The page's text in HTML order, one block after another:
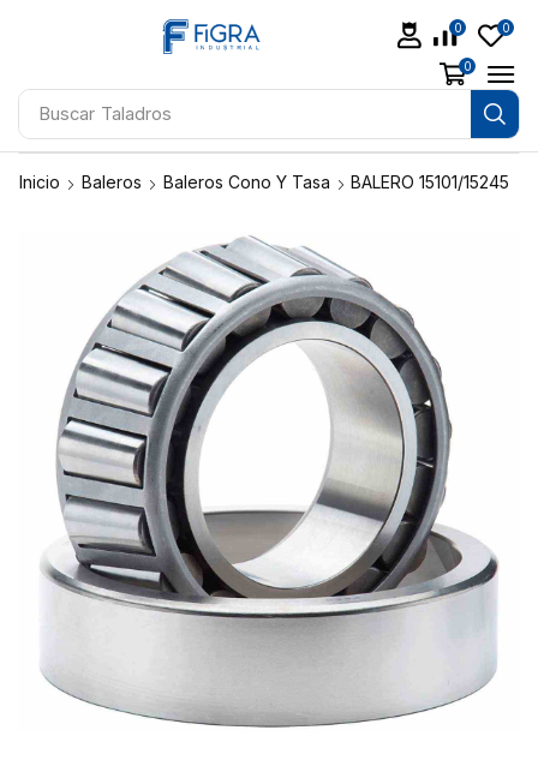
Buscar Taladros
0 0
0
Inicio Baleros Baleros Cono Y Tasa BALERO 15101/15245